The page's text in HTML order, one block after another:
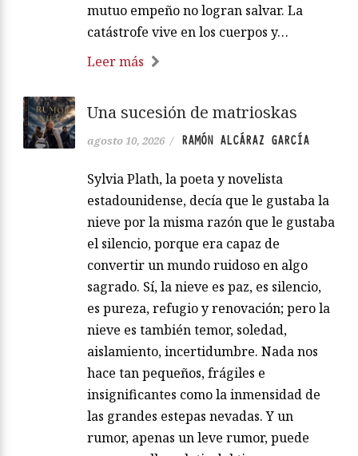
mutuo empeño no logran salvar. La
catástrofe vive en los cuerpos y…
Leer más
Una sucesión de matrioskas
agosto 10, 2026 / RAMÓN ALCÁRAZ GARCÍA
Sylvia Plath, la poeta y novelista
estadounidense, decía que le gustaba la
nieve por la misma razón que le gustaba
el silencio, porque era capaz de
convertir un mundo ruidoso en algo
sagrado. Sí, la nieve es paz, es silencio,
es pureza, refugio y renovación; pero la
nieve es también temor, soledad,
aislamiento, incertidumbre. Nada nos
hace tan pequeños, frágiles e
insignificantes como la inmensidad de
las grandes estepas nevadas. Y un
rumor, apenas un leve rumor, puede